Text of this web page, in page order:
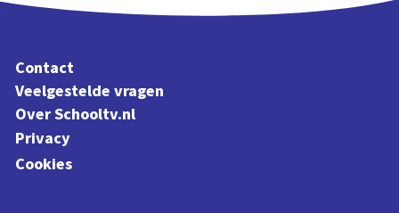
Contact
Veelgestelde vragen
Over Schooltv.nl
Privacy
Cookies